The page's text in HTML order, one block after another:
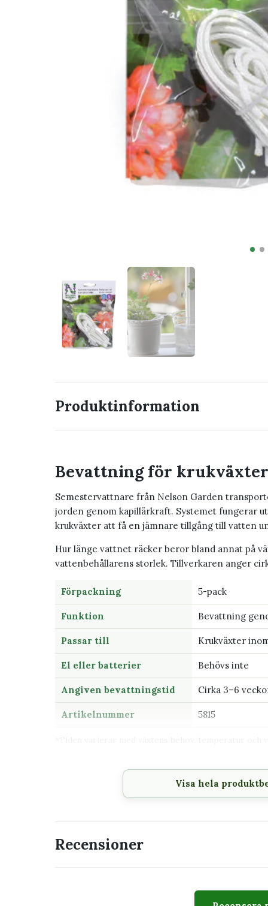
Produktinformation
Bevattning för
Semestervattnare från Nelson Garden
jorden genom kapillärkraft. Systemet fungerar
krukväxter att få en jämnare tillgång till vatten
Hur länge vattnet räcker beror bland annat på
vattenbehållarens storlek. Tillverkaren anger
Förpackning 5-pack
Funktion Bevattning
Passar till Krukväxter
El eller batterier Behövs inte
Angiven bevattningstid Cirka 3–6
Artikelnummer 5815
Passar extra bra för
Krukväxter som behöver vatten när du
Dig som vill ha en enkel lösning utan el eller
Visa hela
Recensioner